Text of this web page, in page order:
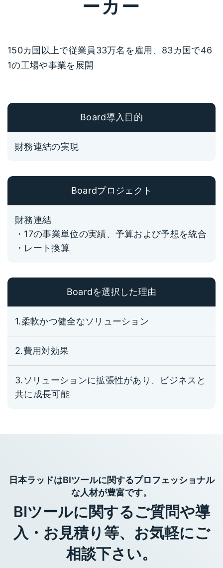
ーカー
150カ国以上で従業員33万名を雇用、83カ国で46
1の工場や事業を展開
Board導入目的
財務連結の実現
Boardプロジェクト
財務連結
・17の事業単位の実績、予算および予想を統合
・レート換算
Boardを選択した理由
1.柔軟かつ健全なソリューション
2.費用対効果
3.ソリューションに拡張性があり、ビジネスと
共に成長可能
日本ラッドはBIツールに関するプロフェッショナル
な人材が豊富です。
BIツールに関するご質問や導
入・お見積り等、お気軽にご
相談下さい。